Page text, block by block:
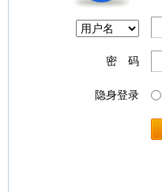
密 码
隐身登录